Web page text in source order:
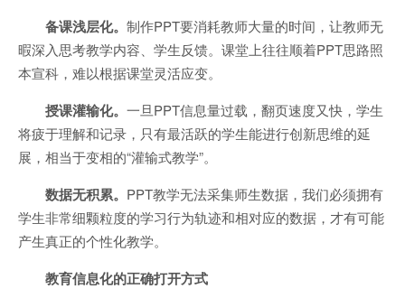
备课浅层化。 制作PPT要消耗教师大量的时间，让教师无
暇深入思考教学内容、学生反馈。课堂上往往顺着PPT思路照
本宣科，难以根据课堂灵活应变。
授课灌输化。 一旦PPT信息量过载，翻页速度又快，学生
将疲于理解和记录，只有最活跃的学生能进行创新思维的延
展，相当于变相的“灌输式教学”。
数据无积累。 PPT教学无法采集师生数据，我们必须拥有
学生非常细颗粒度的学习行为轨迹和相对应的数据，才有可能
产生真正的个性化教学。
教育信息化的正确打开方式